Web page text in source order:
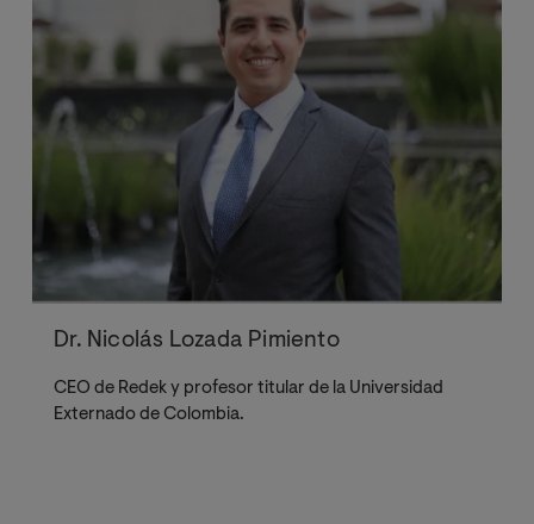
Dr. Nicolás Lozada Pimiento
CEO de Redek y profesor titular de la Universidad
Externado de Colombia.